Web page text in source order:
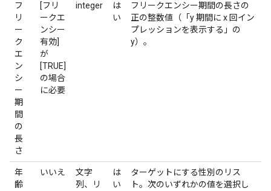
フ
リ
ー
ク
エ
ン
シ
ー
期
間
の
長
さ
[フリ
ークエ
ンシー
有効]
が
[TRUE]
の場合
に必要
integer
は
い
フリークエンシー期間の長さの
正の整数値（「y 期間に x 回イン
プレッションを表示する」の
y）。
年
齢
いいえ
文字
列、リ
は
い
ターゲットにする性別のリス
ト。次のいずれかの値を選択し